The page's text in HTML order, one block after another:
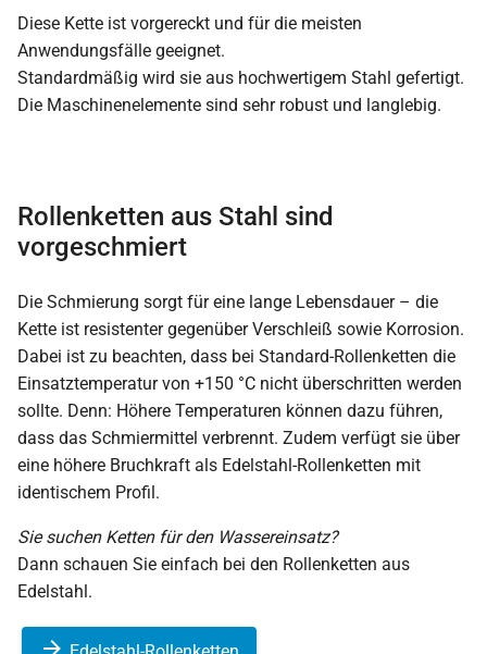
Diese Kette ist vorgereckt und für die meisten
Anwendungsfälle geeignet.
Standardmäßig wird sie aus hochwertigem Stahl gefertigt.
Die Maschinenelemente sind sehr robust und langlebig.
Rollenketten aus Stahl sind
vorgeschmiert
Die Schmierung sorgt für eine lange Lebensdauer – die
Kette ist resistenter gegenüber Verschleiß sowie Korrosion.
Dabei ist zu beachten, dass bei Standard-Rollenketten die
Einsatztemperatur von +150 °C nicht überschritten werden
sollte. Denn: Höhere Temperaturen können dazu führen,
dass das Schmiermittel verbrennt. Zudem verfügt sie über
eine höhere Bruchkraft als Edelstahl-Rollenketten mit
identischem Profil.
Sie suchen Ketten für den Wassereinsatz?
Dann schauen Sie einfach bei den Rollenketten aus
Edelstahl.